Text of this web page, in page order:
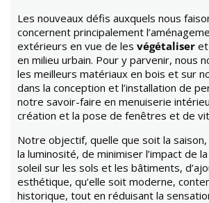
Les nouveaux défis auxquels nous
concernent principalement
extérieurs en vue de les végétaliser
en milieu urbain. Pour y parvenir, nous
les meilleurs matériaux en bois et sur
dans la conception et l’installation de
notre savoir-faire en menuiserie
création et la pose de fenêtres et de
Notre objectif, quelle que soit la
la luminosité, de minimiser l’impact de
soleil sur les sols et les bâtiments,
esthétique, qu’elle soit moderne,
historique, tout en réduisant la